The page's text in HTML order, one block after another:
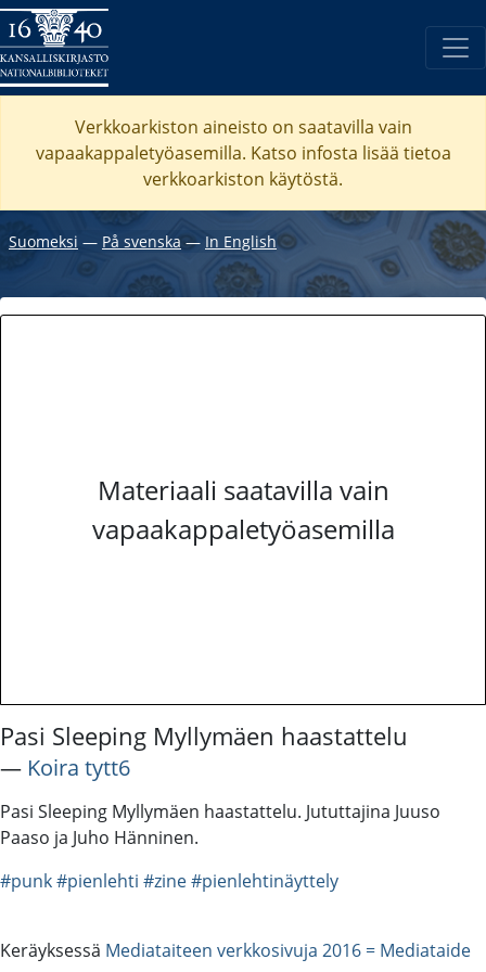
Verkkoarkiston aineisto on saatavilla vain
vapaakappaletyöasemilla. Katso infosta lisää tietoa
verkkoarkiston käytöstä.
Suomeksi ― På svenska ― In English
Materiaali saatavilla vain
vapaakappaletyöasemilla
Pasi Sleeping Myllymäen haastattelu
― Koira tytt6
Pasi Sleeping Myllymäen haastattelu. Jututtajina Juuso
Paaso ja Juho Hänninen.
#punk#pienlehti #zine#pienlehtinäyttely
Keräyksessä Mediataiteen verkkosivuja 2016 = Mediataide